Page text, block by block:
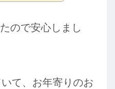
ので安心しまし
て、お年寄りのお